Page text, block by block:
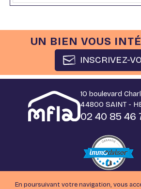
UN BIEN VOUS
INSCRIVEZ-
10 boulevard
44800 SAINT -
02 40 85 46
En poursuivant votre navigation, vous